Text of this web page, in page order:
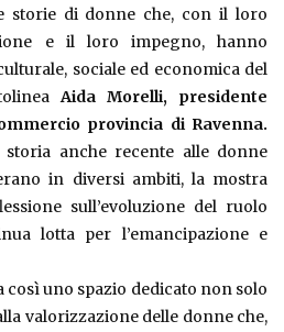
storie di donne che, con il loro
e il loro impegno, hanno
sociale ed economica del
Aida Morelli, presidente
provincia di Ravenna.
anche recente alle donne
in diversi ambiti, la mostra
sull’evoluzione del ruolo
lotta per l’emancipazione e
così uno spazio dedicato non solo
valorizzazione delle donne che,